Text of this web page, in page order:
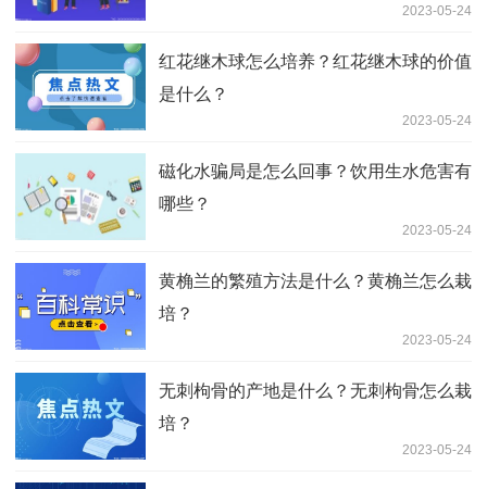
2023-05-24
红花继木球怎么培养？红花继木球的价值
是什么？
2023-05-24
磁化水骗局是怎么回事？饮用生水危害有
哪些？
2023-05-24
黄桷兰的繁殖方法是什么？黄桷兰怎么栽
培？
2023-05-24
无刺枸骨的产地是什么？无刺枸骨怎么栽
培？
2023-05-24